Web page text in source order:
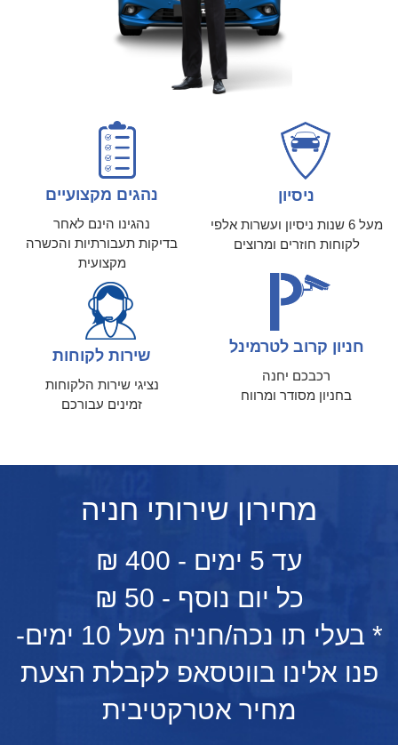
ניסיון
מעל 6 שנות ניסיון ועשרות אלפי
לקוחות חוזרים ומרוצים
נהגים מקצועיים
נהגינו הינם לאחר
בדיקות תעבורתיות והכשרה
מקצועית
חניון קרוב לטרמינל
רכבכם יחנה
בחניון מסודר ומרווח
שירות לקוחות
נציגי שירות הלקוחות
זמינים עבורכם
מחירון שירותי חניה
עד 5 ימים - 400 ₪
כל יום נוסף - 50 ₪
* בעלי תו נכה/חניה מעל 10 ימים-
פנו אלינו בווטסאפ לקבלת הצעת
מחיר אטרקטיבית